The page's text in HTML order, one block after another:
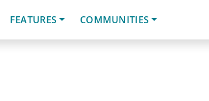
FEATURES COMMUNITIES